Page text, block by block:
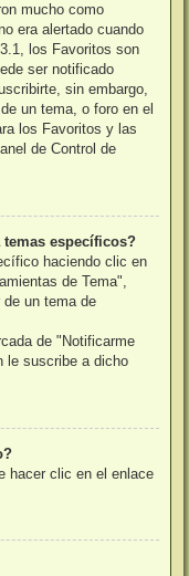
mucho como
era alertado cuando
los Favoritos son
ser notificado
sin embargo,
un tema, o foro en el
los Favoritos y las
de Control de
específicos?
haciendo clic en
de Tema",
un tema de
de "Notificarme
le suscribe a dicho
hacer clic en el enlace